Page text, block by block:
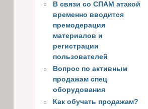
В связи со СПАМ атакой
временно вводится
премодерация
материалов и
регистрации
пользователей
Вопрос по активным
продажам спец
оборудования
Как обучать продажам?